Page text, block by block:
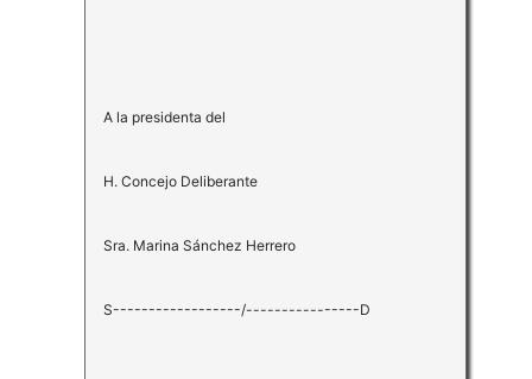
A la presidenta del
H. Concejo Deliberante
Sra. Marina Sánchez Herrero
S------------------/----------------D